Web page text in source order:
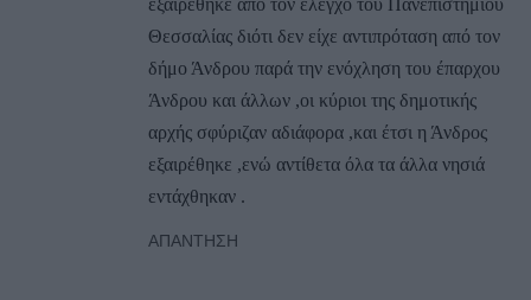
Θεσσαλίας διότι δεν είχε αντιπρόταση από τον
δήμο Άνδρου παρά την ενόχληση του έπαρχου
Άνδρου και άλλων ,οι κύριοι της δημοτικής
αρχής σφύριζαν αδιάφορα ,και έτσι η Άνδρος
εξαιρέθηκε ,ενώ αντίθετα όλα τα άλλα νησιά
εντάχθηκαν .
ΑΠΆΝΤΗΣΗ